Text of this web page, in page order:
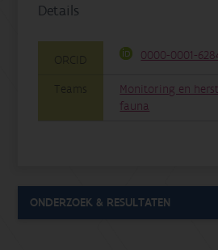
Details
ORCID 0000-0001-
Teams
Monitoring en
fauna
ONDERZOEK & RESULTATEN